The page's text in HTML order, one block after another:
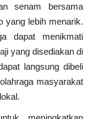
senam bersama
yang lebih menarik.
dapat menikmati
yang disediakan di
langsung dibeli
masyarakat